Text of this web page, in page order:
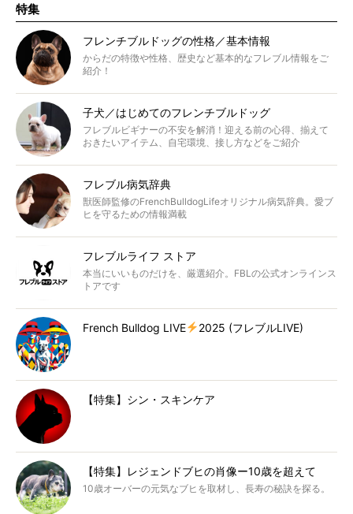
特集
フレンチブルドッグの性格／基本情報
からだの特徴や性格、歴史など基本的なフレブル情報をご
紹介！
子犬／はじめてのフレンチブルドッグ
フレブルビギナーの不安を解消！迎える前の心得、揃えて
おきたいアイテム、自宅環境、接し方などをご紹介
フレブル病気辞典
獣医師監修のFrenchBulldogLifeオリジナル病気辞典。愛ブ
ヒを守るための情報満載
フレブルライフ ストア
本当にいいものだけを、厳選紹介。FBLの公式オンラインス
トアです
French Bulldog LIVE 2025 (フレブルLIVE)
【特集】シン・スキンケア
【特集】レジェンドブヒの肖像ー10歳を超えて
10歳オーバーの元気なブヒを取材し、長寿の秘訣を探る。